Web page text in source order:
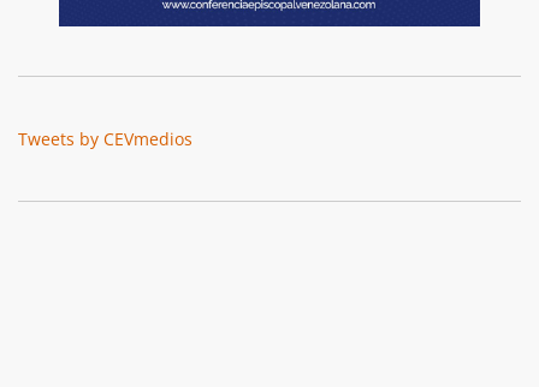
Tweets by CEVmedios